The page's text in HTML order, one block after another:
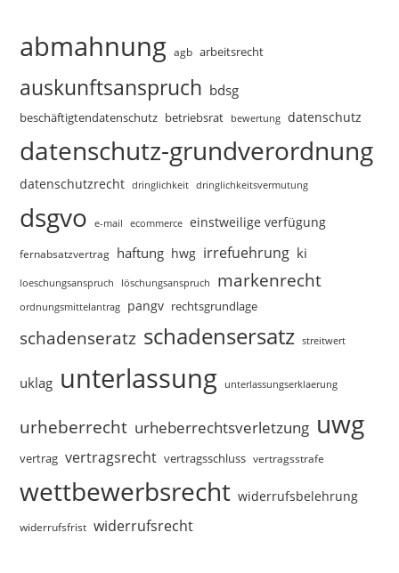
abmahnung agb arbeitsrecht
auskunftsanspruch bdsg
beschäftigtendatenschutz betriebsrat bewertung datenschutz
datenschutz-grundverordnung
datenschutzrecht dringlichkeit dringlichkeitsvermutung
dsgvo e-mail ecommerce einstweilige verfügung
fernabsatzvertrag haftung hwg irrefuehrung ki
loeschungsanspruch löschungsanspruch markenrecht
ordnungsmittelantrag pangv rechtsgrundlage
schadenseratz schadensersatz streitwert
uklag unterlassung unterlassungserklaerung
urheberrecht urheberrechtsverletzung uwg
vertrag vertragsrecht vertragsschluss vertragsstrafe
wettbewerbsrecht widerrufsbelehrung
widerrufsfrist widerrufsrecht